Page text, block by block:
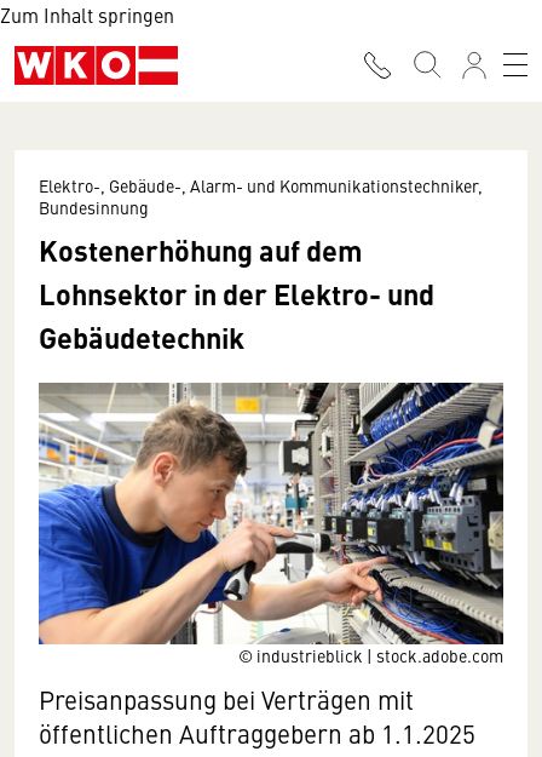
Zum Inhalt springen
© industrieblick | stock.adobe.com
Elektro-, Gebäude-, Alarm- und Kommunikationstechniker,
Bundesinnung
Kostenerhöhung auf dem
Lohnsektor in der Elektro- und
Gebäudetechnik
Preisanpassung bei Verträgen mit
öffentlichen Auftraggebern ab 1.1.2025